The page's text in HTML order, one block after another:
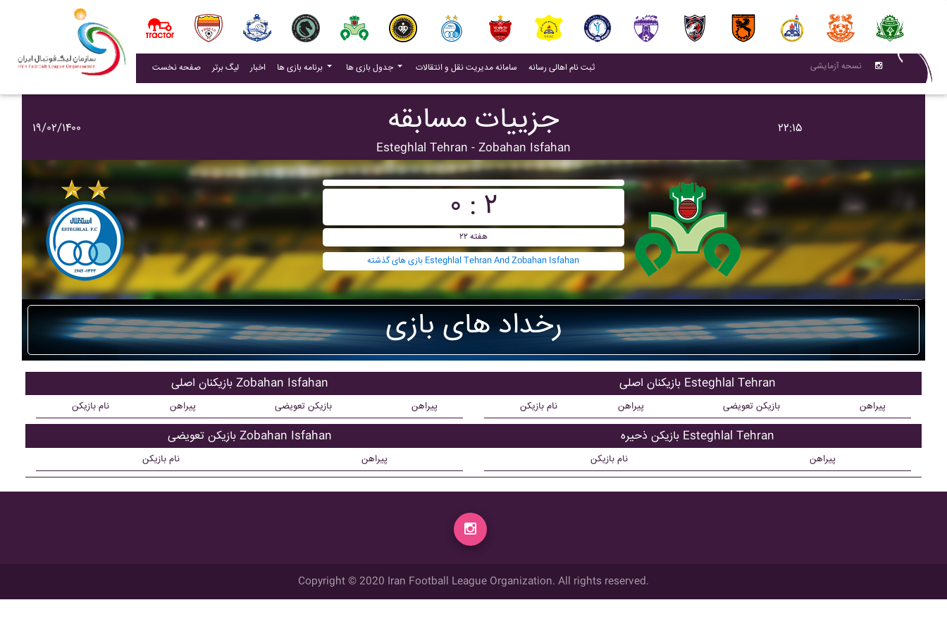
صفحه نخست لیگ برتر اخبار(current) برنامه بازی ها جدول بازی ها سامانه مدیریت نقل و انتقالات (current)
ثبت نام اهالی رسانه(current) نسحه آزمایشی
۱۹/۰۲/۱۴۰۰ جزییات مسابقه
Esteghlal Tehran - Zobahan Isfahan
۲۲:۱۵
۰ : ۲
هفته ۲۲
بازی های گذشته Esteghlal Tehran And Zobahan Isfahan
رخداد های بازی
بازیکنان اصلی Zobahan Isfahan
نام بازیکن پیراهن بازیکن تعویضی پیراهن
بازیکن تعویضی Zobahan Isfahan
نام بازیکن پیراهن
بازیکنان اصلی Esteghlal Tehran
نام بازیکن پیراهن بازیکن تعویضی پیراهن
بازیکن ذحیره Esteghlal Tehran
نام بازیکن پیراهن
Copyright © 2020 Iran Football League Organization. All rights reserved.